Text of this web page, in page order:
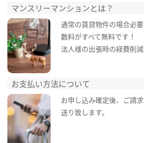
マンスリーマンションとは？
通常の賃貸物件の場合必
数料がすべて無料です！
法人様の出張時の経費削減
お支払い方法について
お申し込み確定後、ご請
送り致します。